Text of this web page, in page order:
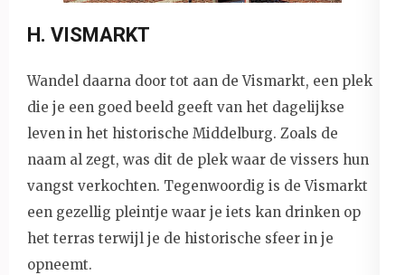
H. VISMARKT
Wandel daarna door tot aan de Vismarkt, een plek
die je een goed beeld geeft van het dagelijkse
leven in het historische Middelburg. Zoals de
naam al zegt, was dit de plek waar de vissers hun
vangst verkochten. Tegenwoordig is de Vismarkt
een gezellig pleintje waar je iets kan drinken op
het terras terwijl je de historische sfeer in je
opneemt.